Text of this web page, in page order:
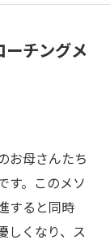
ーチングメ
お母さんたち
す。このメソ
すると同時
しくなり、ス